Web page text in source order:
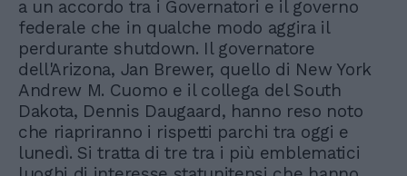
a un accordo tra i Governatori e il governo
federale che in qualche modo aggira il
perdurante shutdown. Il governatore
dell'Arizona, Jan Brewer, quello di New York
Andrew M. Cuomo e il collega del South
Dakota, Dennis Daugaard, hanno reso noto
che riapriranno i rispetti parchi tra oggi e
lunedì. Si tratta di tre tra i più emblematici